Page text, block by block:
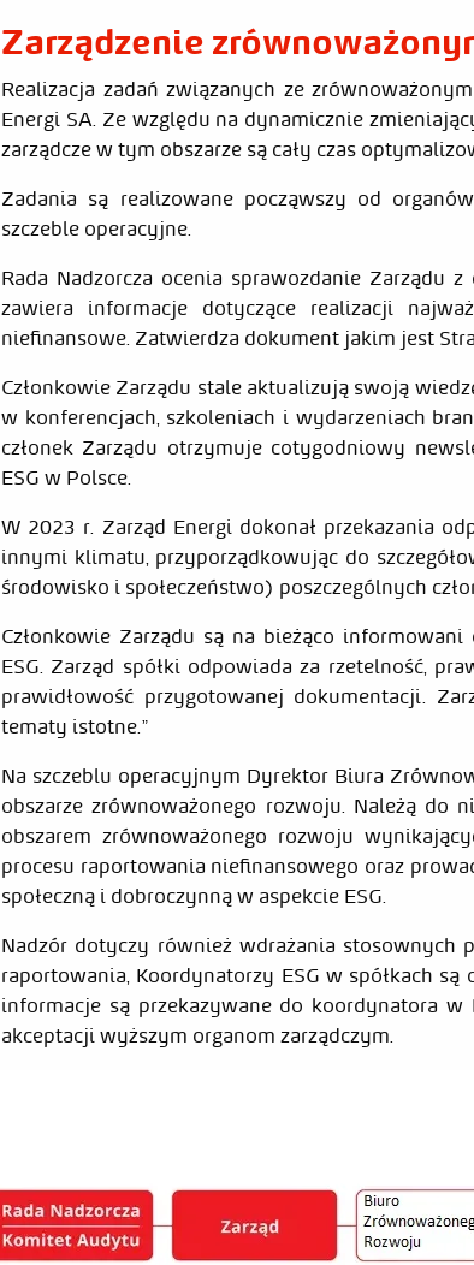
Zarządzenie
Realizacja zadań związanych ze
Energi SA. Ze względu na dynamicznie
zarządcze w tym obszarze są cały czas
Zadania są realizowane począwszy od
szczeble operacyjne.
Rada Nadzorcza ocenia sprawozdanie Zarządu
zawiera informacje dotyczące realizacji
niefinansowe. Zatwierdza dokument jakim jest
Członkowie Zarządu stale aktualizują swoją
w konferencjach, szkoleniach i wydarzeniach
członek Zarządu otrzymuje cotygodniowy
ESG w Polsce.
W 2023 r. Zarząd Energi dokonał przekazania
innymi klimatu, przyporządkowując do
środowisko i społeczeństwo) poszczególnych
Członkowie Zarządu są na bieżąco
ESG. Zarząd spółki odpowiada za rzetelność,
prawidłowość przygotowanej dokumentacji.
tematy istotne.”
Na szczeblu operacyjnym Dyrektor Biura
obszarze zrównoważonego rozwoju. Należą do
obszarem zrównoważonego rozwoju
procesu raportowania niefinansowego oraz
społeczną i dobroczynną w aspekcie ESG.
Nadzór dotyczy również wdrażania
raportowania, Koordynatorzy ESG w spółkach
informacje są przekazywane do koordynatora
akceptacji wyższym organom zarządczym.